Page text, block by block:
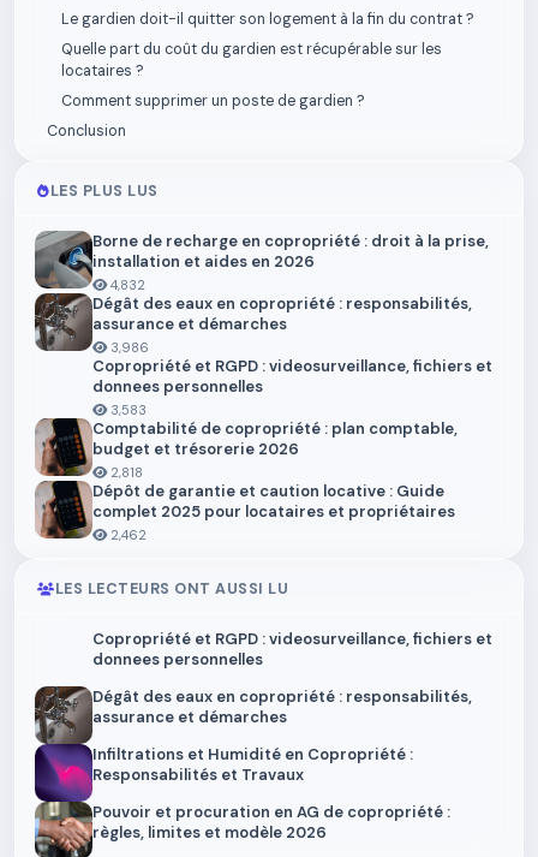
Le gardien doit-il quitter son logement à la fin du contrat ?
Quelle part du coût du gardien est récupérable sur les
locataires ?
Comment supprimer un poste de gardien ?
Conclusion
LES PLUS LUS
Borne de recharge en copropriété : droit à la prise,
installation et aides en 2026
4,832
Dégât des eaux en copropriété : responsabilités,
assurance et démarches
3,986
Copropriété et RGPD : videosurveillance, fichiers et
donnees personnelles
3,583
Comptabilité de copropriété : plan comptable,
budget et trésorerie 2026
2,818
Dépôt de garantie et caution locative : Guide
complet 2025 pour locataires et propriétaires
2,462
LES LECTEURS ONT AUSSI LU
Copropriété et RGPD : videosurveillance, fichiers et
donnees personnelles
Dégât des eaux en copropriété : responsabilités,
assurance et démarches
Infiltrations et Humidité en Copropriété :
Responsabilités et Travaux
Pouvoir et procuration en AG de copropriété :
règles, limites et modèle 2026